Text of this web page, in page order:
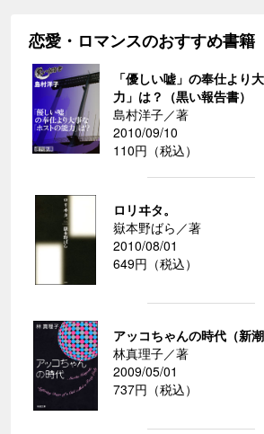
恋愛・ロマンスのおすすめ書籍
「優しい嘘」の奉仕より
力」は？（黒い報告書）
島村洋子／著
2010/09/10
110円（税込）
ロリヰタ。
嶽本野ばら／著
2010/08/01
649円（税込）
アッコちゃんの時代（新潮
林真理子／著
2009/05/01
737円（税込）